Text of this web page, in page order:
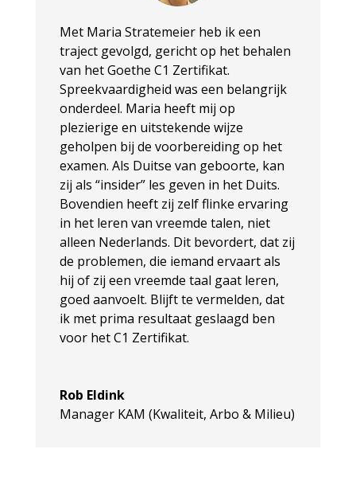
Met Maria Stratemeier heb ik een
traject gevolgd, gericht op het behalen
van het Goethe C1 Zertifikat.
Spreekvaardigheid was een belangrijk
onderdeel. Maria heeft mij op
plezierige en uitstekende wijze
geholpen bij de voorbereiding op het
examen. Als Duitse van geboorte, kan
zij als “insider” les geven in het Duits.
Bovendien heeft zij zelf flinke ervaring
in het leren van vreemde talen, niet
alleen Nederlands. Dit bevordert, dat zij
de problemen, die iemand ervaart als
hij of zij een vreemde taal gaat leren,
goed aanvoelt. Blijft te vermelden, dat
ik met prima resultaat geslaagd ben
voor het C1 Zertifikat.
Rob Eldink
Manager KAM (Kwaliteit, Arbo & Milieu)